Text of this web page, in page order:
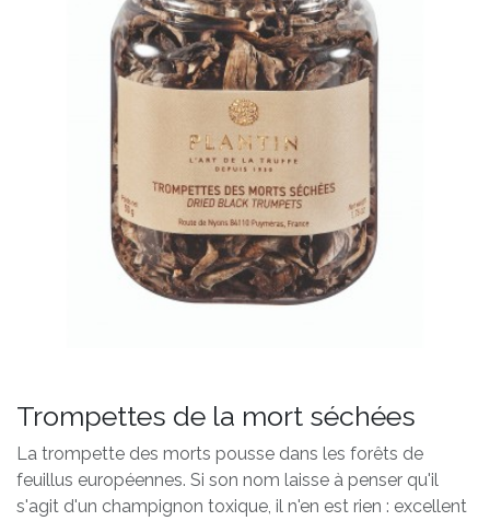
Trompettes de la mort séchées
La trompette des morts pousse dans les forêts de
feuillus européennes. Si son nom laisse à penser qu'il
s'agit d'un champignon toxique, il n'en est rien : excellent